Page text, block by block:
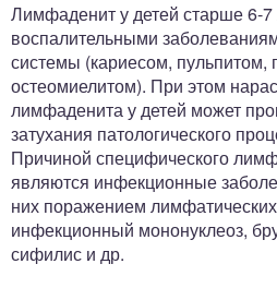
Лимфаденит у детей старше 6-7
воспалительными
системы (кариесом, пульпитом,
остеомиелитом). При этом
лимфаденита у детей может
затухания патологического
Причиной специфического
являются инфекционные
них поражением
инфекционный мононуклеоз,
сифилис и др.